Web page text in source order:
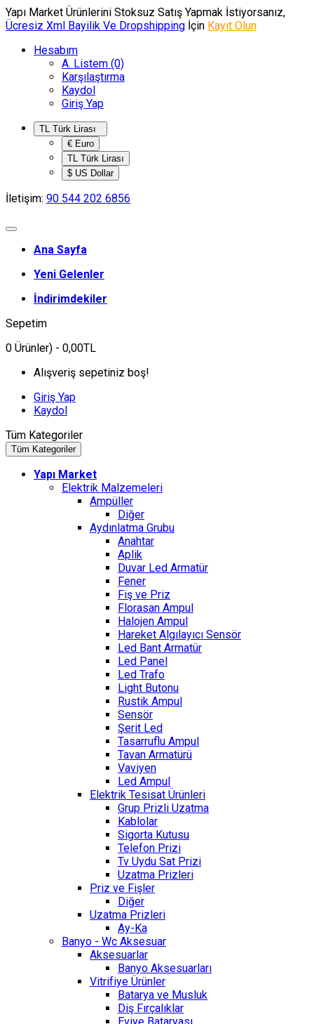
Yapı Market Ürünlerini Stoksuz Satış Yapmak İstiyorsanız,
Ücresiz Xml Bayilik Ve Dropshipping İçin Kayıt Olun
Hesabım
A. Listem (0)
Karşılaştırma
Kaydol
Giriş Yap
€ Euro
TL Türk Lirası
$ US Dollar
İletişim: 90 544 202 6856
Ana Sayfa
Yeni Gelenler
İndirimdekiler
Sepetim
0 Ürünler) - 0,00TL
Alışveriş sepetiniz boş!
Giriş Yap
Kaydol
Tüm Kategoriler
Tüm Kategoriler
Yapı Market
Elektrik Malzemeleri
Ampüller
Diğer
Aydınlatma Grubu
Anahtar
Aplik
Duvar Led Armatür
Fener
Fiş ve Priz
Florasan Ampul
Halojen Ampul
Hareket Algılayıcı Sensör
Led Bant Armatür
Led Panel
Led Trafo
Light Butonu
Rustik Ampul
Sensör
Şerit Led
Tasarruflu Ampul
Tavan Armatürü
Vaviyen
Led Ampul
Elektrik Tesisat Ürünleri
Grup Prizli Uzatma
Kablolar
Sigorta Kutusu
Telefon Prizi
Tv Uydu Sat Prizi
Uzatma Prizleri
Priz ve Fişler
Diğer
Uzatma Prizleri
Ay-Ka
Banyo - Wc Aksesuar
Aksesuarlar
Banyo Aksesuarları
Vitrifiye Ürünler
Batarya ve Musluk
Diş Fırçalıklar